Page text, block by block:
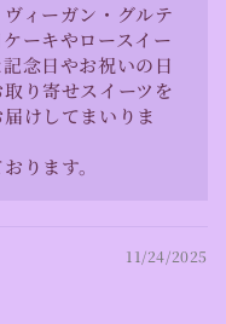
ィーガン・グルテ
ーキやロースイー
念日やお祝いの日
り寄せスイーツを
けしてまいりま
ります。
11/24/2025